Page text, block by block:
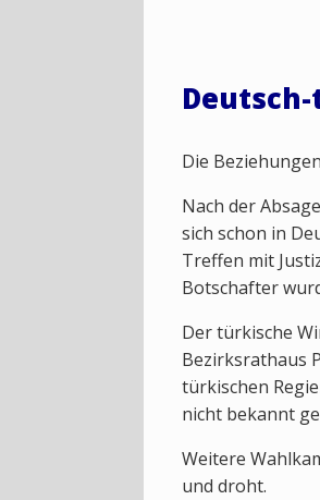
Die
Nach der
sich schon in
Treffen mit
Botschafter
Der türkische
Bezirksrathaus
türkischen
nicht bekannt
Weitere
und droht.